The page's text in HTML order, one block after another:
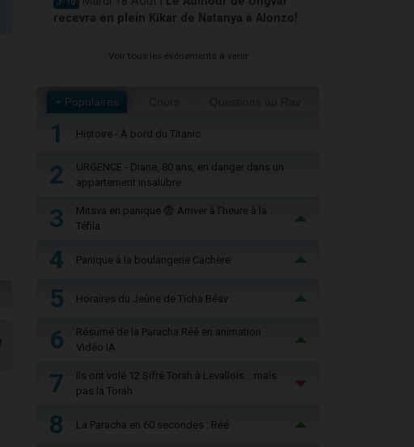
recevra en plein Kikar de Natanya à Alonzo!
Voir tous les événements à venir
+ Populaires
1 Histoire - À bord du Titanic
2
URGENCE - Diane, 80 ans, en danger dans un
appartement insalubre
3
Mitsva en panique 😨 Arriver à l'heure à la
Téfila
4 Panique à la boulangerie Cachère
5 Horaires du Jeûne de Ticha Béav
6
Résumé de la Paracha Réé en animation
Vidéo IA
7
Ils ont volé 12 Sifré Torah à Levallois… mais
pas la Torah
8 La Paracha en 60 secondes : Réé